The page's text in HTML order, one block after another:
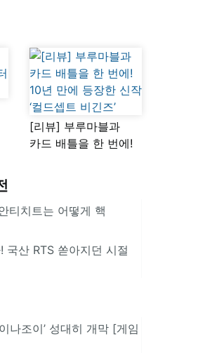
[리뷰] 부루마블과
카드 배틀을 한 번에!
티치트는 어떻게 핵
국산 RTS 쏟아지던 시절
나조이’ 성대히 개막 [게임